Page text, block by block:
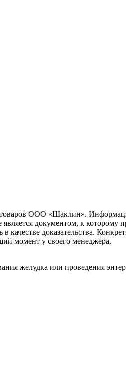
ООО «Шаклин».
документом, к которому
доказательства.
момент у своего менеджера.
желудка или проведения